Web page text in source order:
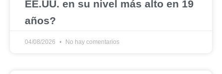
EE.UU. en su nivel más alto en 19
años?
04/08/2026 No hay comentarios